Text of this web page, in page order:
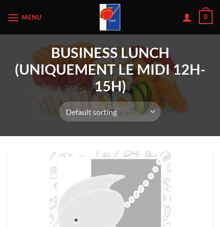
MENU 0
BUSINESS LUNCH
(UNIQUEMENT LE MIDI 12H-
15H)